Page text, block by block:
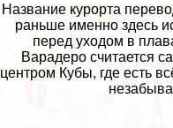
Название курорта
раньше именно здесь
перед уходом в
Варадеро считается
центром Кубы, где есть